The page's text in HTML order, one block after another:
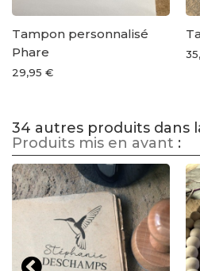
Tampon personnalisé
Phare
29,95 €
34 autres produits dans
Produits mis en avant :